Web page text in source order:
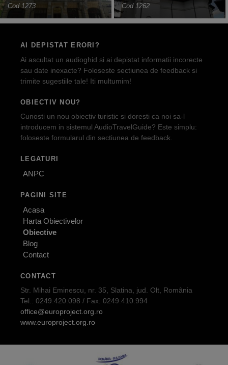
Cod 1273 Cod 1262
AI DEPISTAT ERORI?
Ai ascultat un audioghid si ai depistat informatii incorecte
sau date inexacte? Foloseste sectiunea de feedback si
trimite sugestiile tale! Iti multumim!
OBIECTIV NOU?
Cunosti un nou obiectiv turistic si doresti ca noi sa-l
introducem in sistemul AudioTravelGuide? Este simplu:
foloseste formularul din sectiunea de feedback.
LEGATURI
ANPC
PAGINI SITE
Acasa
Harta Obiectivelor
Obiective
Blog
Contact
CONTACT
Str. Mihai Eminescu, nr. 35, Slatina, jud. Olt, România
Tel.: 0249.420.098 / Fax: 0249.410.994
office@europroject.org.ro
www.europroject.org.ro